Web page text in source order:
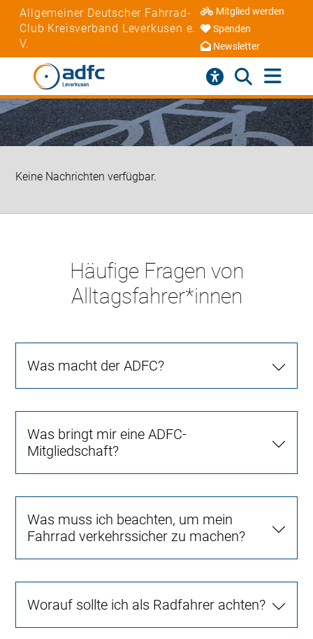
Allgemeiner Deutscher Fahrrad-
Club Kreisverband Leverkusen e.
V.
Mitglied werden
Spenden
Newsletter
Keine Nachrichten verfügbar.
Häufige Fragen von
Alltagsfahrer*innen
Was macht der ADFC?
Was bringt mir eine ADFC-
Mitgliedschaft?
Was muss ich beachten, um mein
Fahrrad verkehrssicher zu machen?
Worauf sollte ich als Radfahrer achten?